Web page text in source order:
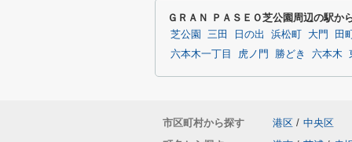
ＧＲＡＮ ＰＡＳＥＯ芝公園周辺の駅か
芝公園 三田 日の出 浜松町 大門
田
六本木一丁目
虎ノ門 勝どき 六本木
市区町村から探す 港区 / 中央区